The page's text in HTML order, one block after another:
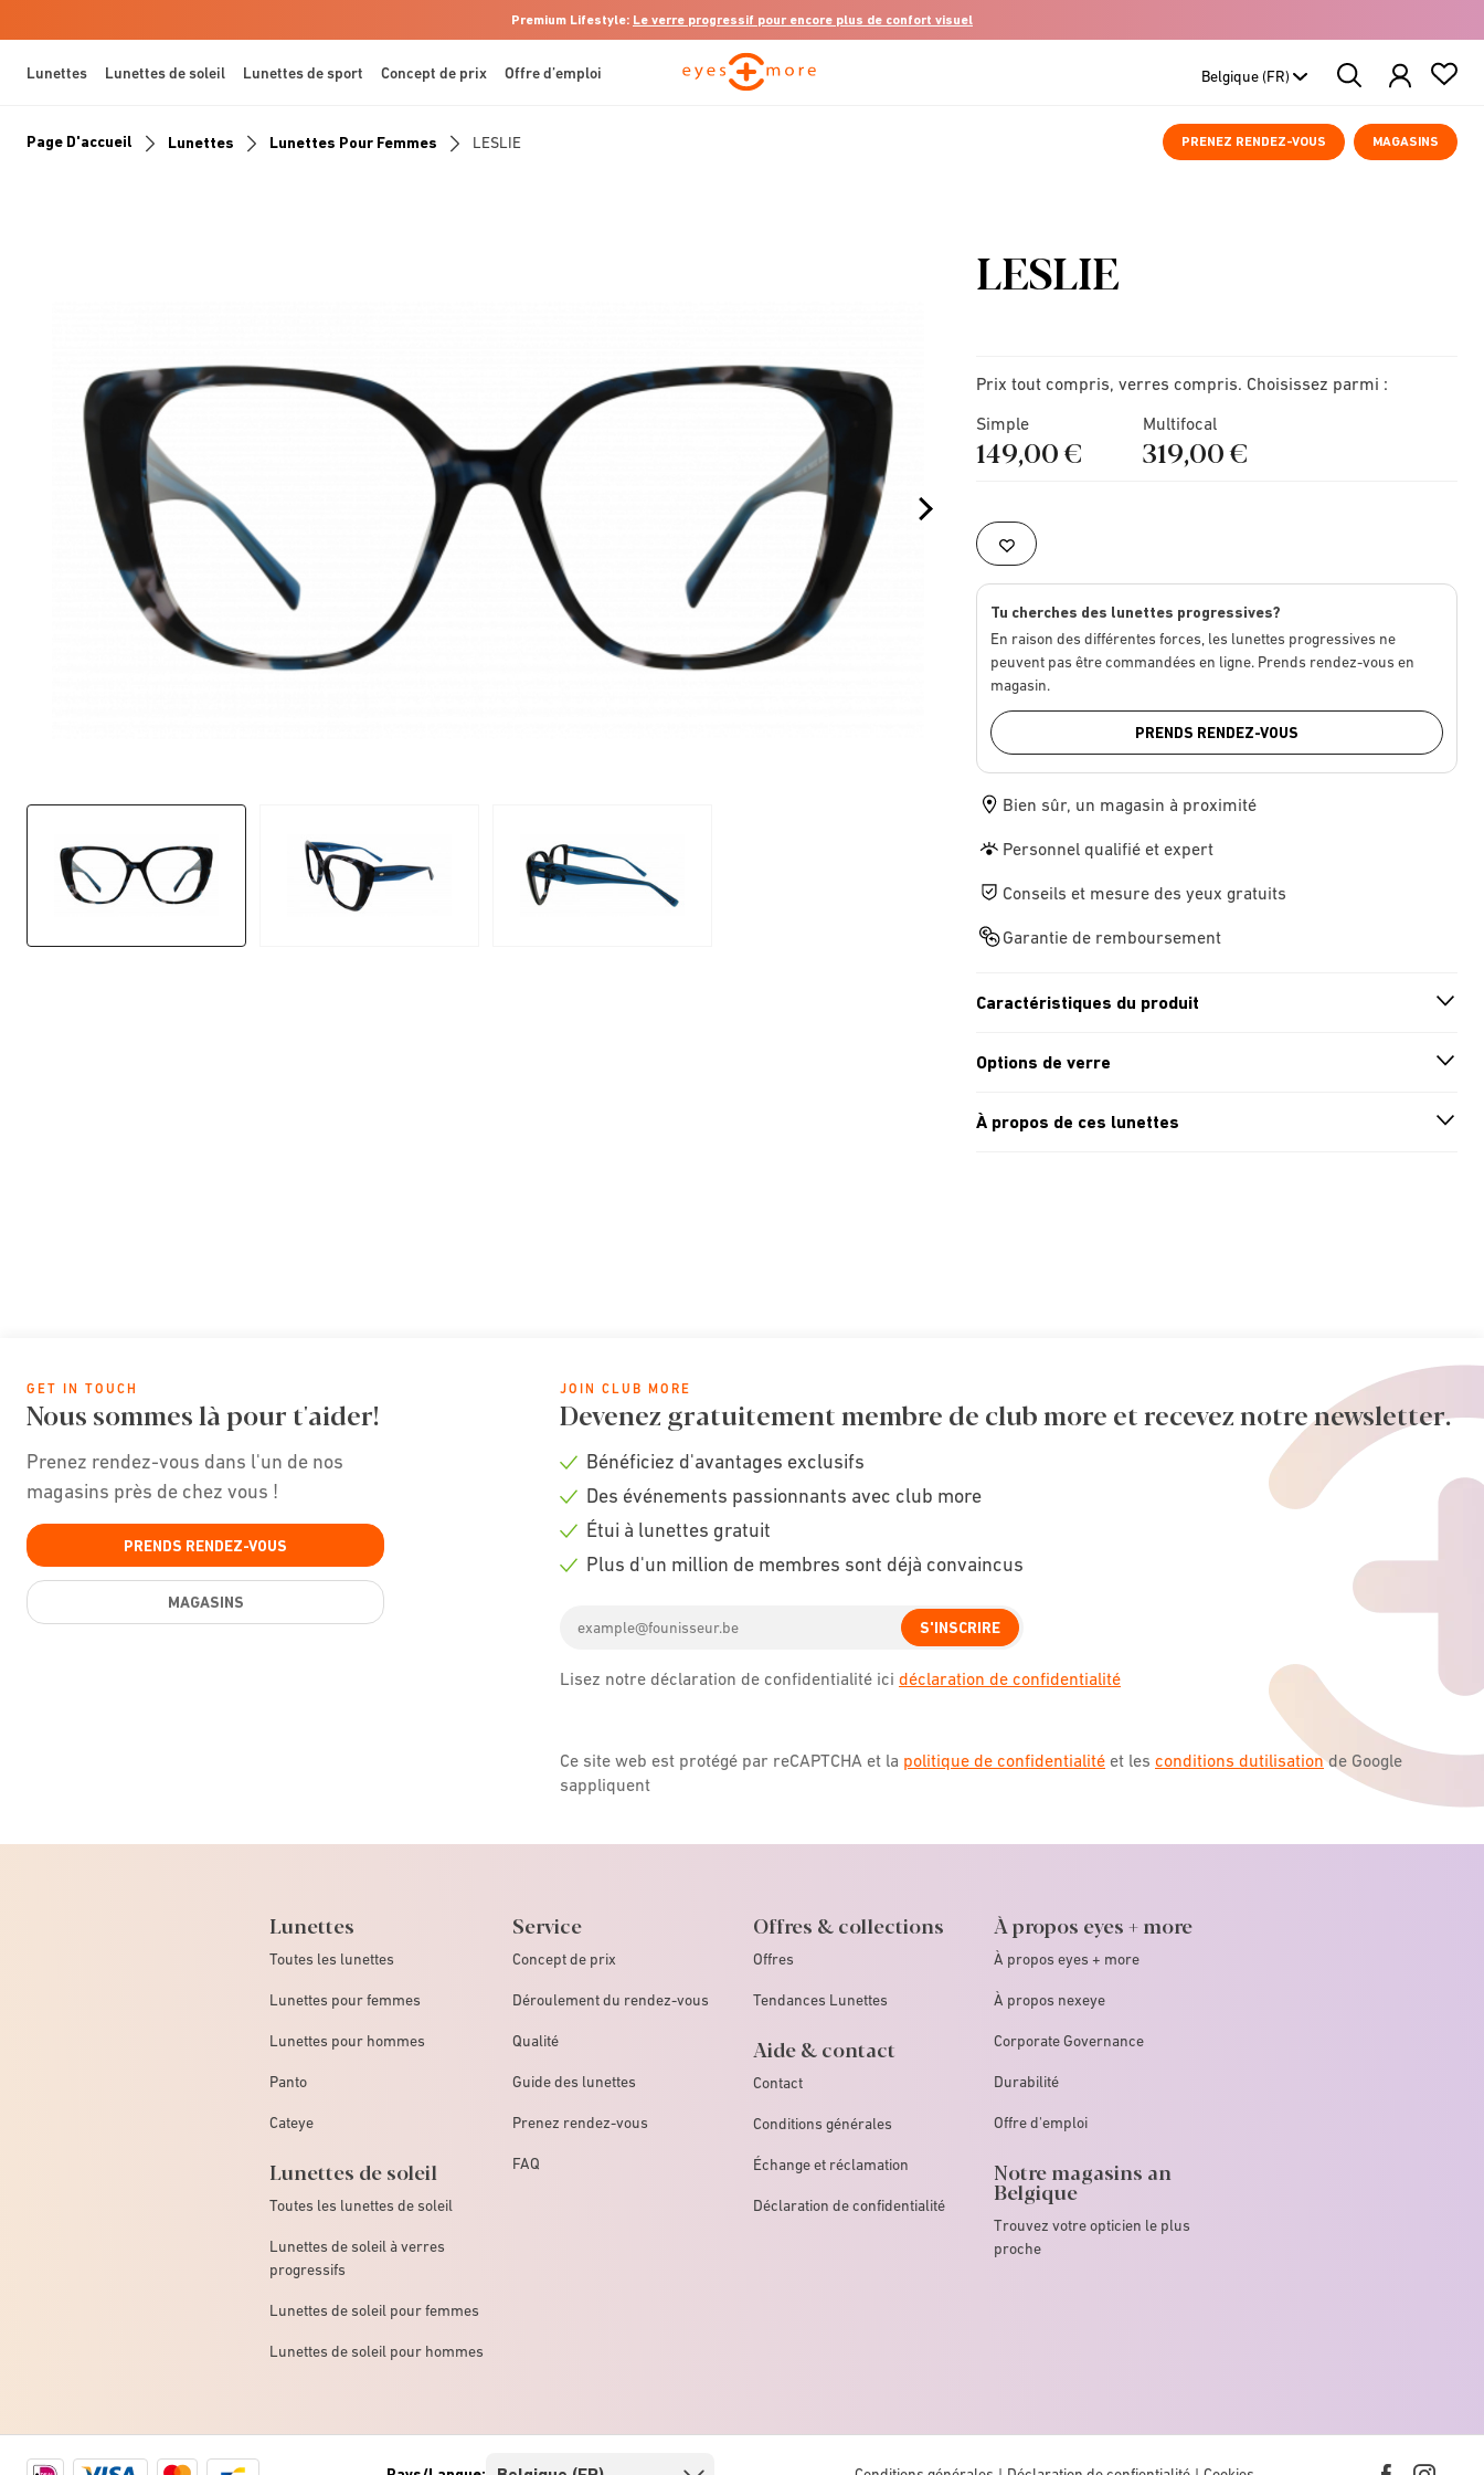
Premium Lifestyle: Le verre progressif pour encore plus de confort visuel
Lunettes Lunettes de soleil Lunettes de sport Concept de prix Offre d’emploi
Search
Products
PRENEZ RENDEZ-VOUS MAGASINS
Page D'accueil Lunettes Lunettes Pour Femmes LESLIE
LESLIE
Prix tout compris, verres compris. Choisissez parmi :
Simple
149,00 €
Multifocal
319,00 €
Tu cherches des lunettes progressives?
En raison des différentes forces, les lunettes progressives ne
peuvent pas être commandées en ligne. Prends rendez-vous en
magasin.
PRENDS RENDEZ-VOUS
Bien sûr, un magasin à proximité
Personnel qualifié et expert
Conseils et mesure des yeux gratuits
Garantie de remboursement
Caractéristiques du produit
Options de verre
À propos de ces lunettes
GET IN TOUCH
Nous sommes là pour t'aider!
Prenez rendez-vous dans l'un de nos
magasins près de chez vous !
PRENDS RENDEZ-VOUS
MAGASINS
JOIN CLUB MORE
Devenez gratuitement membre de club more et recevez notre newsletter.
Check
Bénéficiez d'avantages exclusifs
Check
Des événements passionnants avec club more
Check
Étui à lunettes gratuit
Plus d'un million de membres sont déjà convaincus
address
S'INSCRIRE
Lisez notre déclaration de confidentialité ici déclaration de confidentialité
Ce site web est protégé par reCAPTCHA et la politique de confidentialité et les conditions dutilisationde Google
sappliquent
Lunettes
Toutes les lunettes
Lunettes pour femmes
Lunettes pour hommes
Panto
Cateye
Lunettes de soleil
Toutes les lunettes de soleil
Lunettes de soleil à verres
progressifs
Lunettes de soleil pour femmes
Lunettes de soleil pour hommes
Service
Concept de prix
Déroulement du rendez-vous
Qualité
Guide des lunettes
Prenez rendez-vous
FAQ
Offres & collections
Offres
Tendances Lunettes
Aide & contact
Contact
Conditions générales
Échange et réclamation
Déclaration de confidentialité
À propos eyes + more
À propos eyes + more
À propos nexeye
Corporate Governance
Durabilité
Offre d'emploi
Notre magasins an
Belgique
Trouvez votre opticien le plus
proche